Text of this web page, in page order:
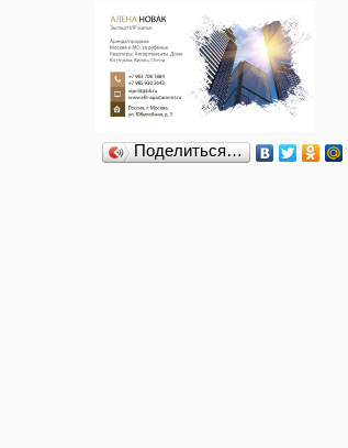
Поделиться…